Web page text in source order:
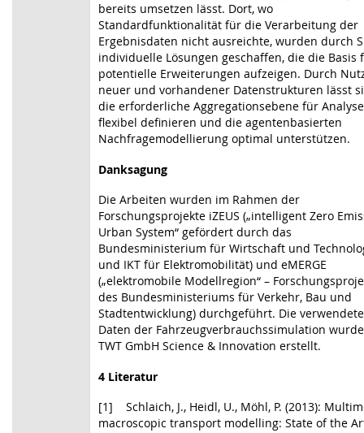
bereits umsetzen lässt. Dort, wo
Standardfunktionalität für die Verarbeitung der
Ergebnisdaten nicht ausreichte, wurden durch
individuelle Lösungen geschaffen, die die Basis
potentielle Erweiterungen aufzeigen. Durch
neuer und vorhandener Datenstrukturen lässt
die erforderliche Aggregationsebene für
flexibel definieren und die agentenbasierten
Nachfragemodellierung optimal unterstützen.
Danksagung
Die Arbeiten wurden im Rahmen der
Forschungsprojekte iZEUS („intelligent Zero
Urban System“ gefördert durch das
Bundesministerium für Wirtschaft und
und IKT für Elektromobilität) und eMERGE
(„elektromobile Modellregion“ –
des Bundesministeriums für Verkehr, Bau und
Stadtentwicklung) durchgeführt. Die
Daten der Fahrzeugverbrauchssimulation
TWT GmbH Science & Innovation erstellt.
4 Literatur
[1] Schlaich, J., Heidl, U., Möhl, P. (2013):
macroscopic transport modelling: State of the